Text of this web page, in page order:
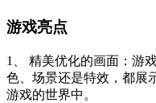
游戏亮点
1、 精美优化的画面：游
色、场景还是特效，都展
游戏的世界中。